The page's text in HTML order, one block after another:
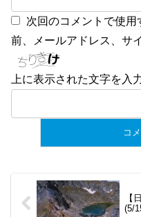
次回のコメントで使
前、メールアドレス、サ
上に表示された文字を入
【
(5/